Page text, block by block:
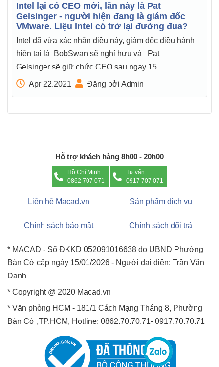
Intel lại có CEO mới, lần này là Pat
Gelsinger - người hiện đang là giám đốc
VMware. Liệu Intel có trở lại đường đua?
Intel đã vừa xác nhận điều này, giám đốc điều hành
hiện tại là BobSwan sẽ nghỉ hưu và Pat
Gelsinger sẽ giữ chức CEO sau ngay 15
Apr 22.2021 Đăng bởi Admin
Hỗ trợ khách hàng 8h00 - 20h00
Hồ Chí Minh
0862 707 071
Tư vấn
0917 707 071
Liên hệ Macad.vn Sản phẩm dịch vụ
Chính sách bảo mật Chính sách đổi trả
* MACAD - Số ĐKKD 052091016638 do UBND Phường
Bàn Cờ cấp ngày 15/01/2026 - Người đại diện: Trần Văn
Danh
* Copyright @ 2020 Macad.vn
* Văn phòng HCM - 181/1 Cách Mạng Tháng 8, Phường
Bàn Cờ ,TP.HCM, Hotline: 0862.70.70.71- 0917.70.70.71